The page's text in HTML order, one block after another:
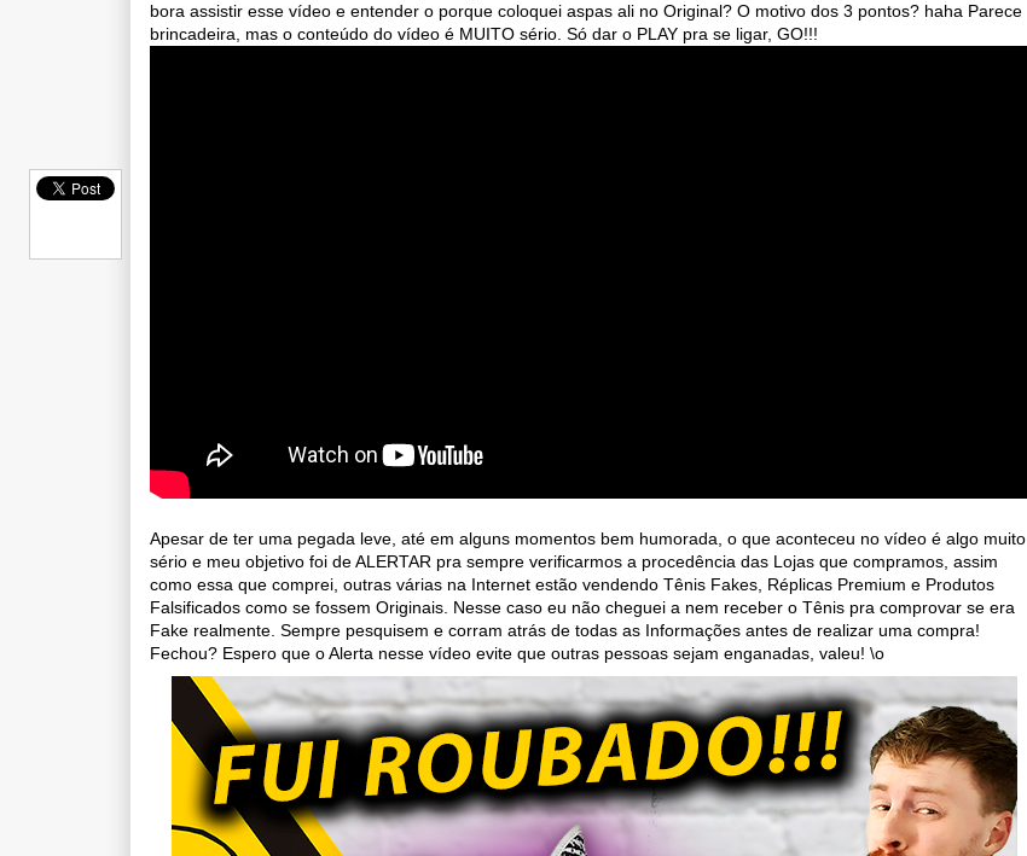
bora assistir esse vídeo e entender o porque coloquei aspas ali no Original? O motivo dos 3 pontos? haha Parece
brincadeira, mas o conteúdo do vídeo é MUITO sério. Só dar o PLAY pra se ligar, GO!!!
Apesar de ter uma pegada leve, até em alguns momentos bem humorada, o que aconteceu no vídeo é algo muito
sério e meu objetivo foi de ALERTAR pra sempre verificarmos a procedência das Lojas que compramos, assim
como essa que comprei, outras várias na Internet estão vendendo Tênis Fakes, Réplicas Premium e Produtos
Falsificados como se fossem Originais. Nesse caso eu não cheguei a nem receber o Tênis pra comprovar se era
Fake realmente. Sempre pesquisem e corram atrás de todas as Informações antes de realizar uma compra!
Fechou? Espero que o Alerta nesse vídeo evite que outras pessoas sejam enganadas, valeu! \o